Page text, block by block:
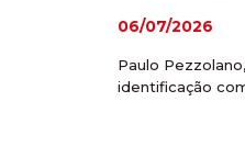
06/07/2026
Paulo
identificação